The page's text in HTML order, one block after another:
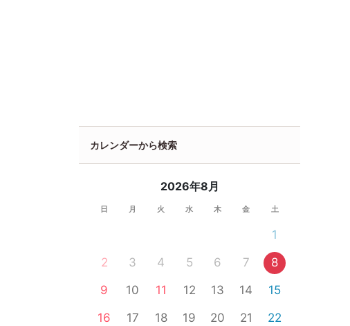
カレンダーから検索
2026年8月
日 月 火 水 木 金 土
1
2
3 4 5 6 7
8
9
10 11 12 13 14
15
16
17 18 19 20 21
22